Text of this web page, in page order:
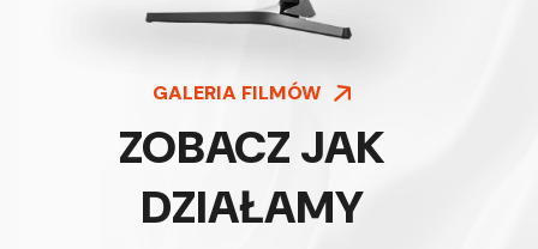
GALERIA FILMÓW
ZOBACZ JAK
DZIAŁAMY